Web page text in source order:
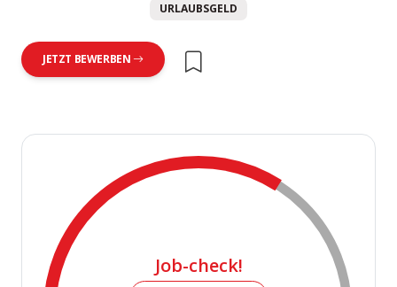
URLAUBSGELD
JETZT BEWERBEN
Job-check!